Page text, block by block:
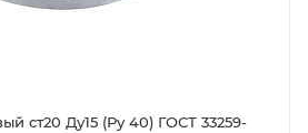
ст20 Ду15 (Ру 40) ГОСТ 33259-